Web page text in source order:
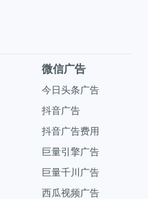
微信广告
今日头条广告
抖音广告
抖音广告费用
巨量引擎广告
巨量千川广告
西瓜视频广告